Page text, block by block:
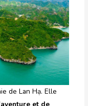
de Lan Hạ. Elle